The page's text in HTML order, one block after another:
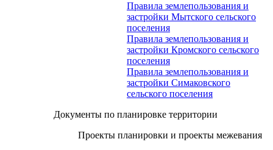
Правила землепользования и
застройки Мытского сельского
поселения
Правила землепользования и
застройки Кромского сельского
поселения
Правила землепользования и
застройки Симаковского
сельского поселения
Документы по планировке территории
Проекты планировки и проекты межевания